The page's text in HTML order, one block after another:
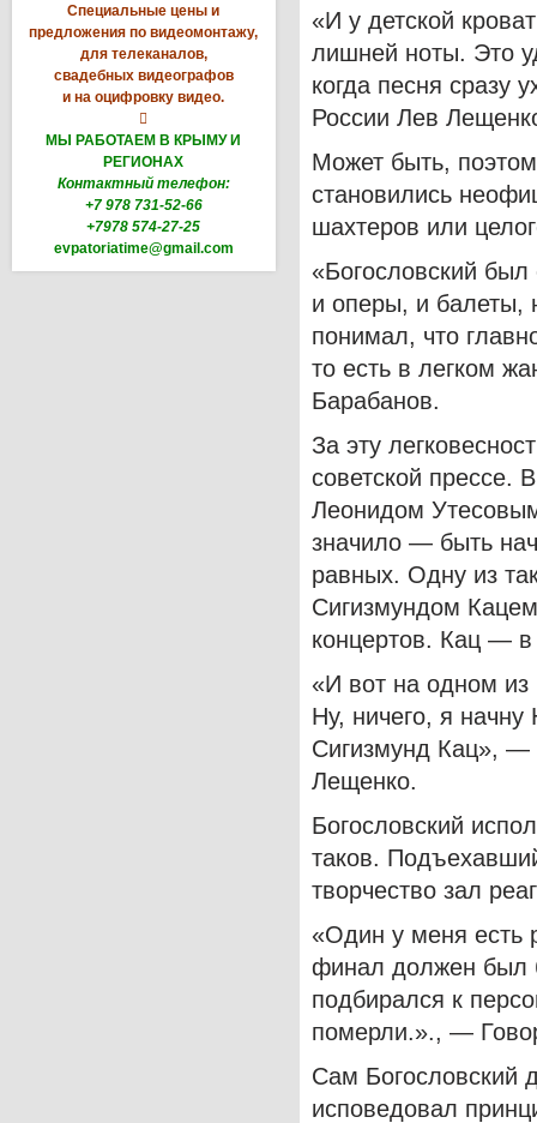
Специальные цены и
предложения по видеомонтажу,
для телеканалов,
свадебных видеографов
и на оцифровку видео.

МЫ РАБОТАЕМ В КРЫМУ И
РЕГИОНАХ
Контактный телефон:
+7 978 731-52-66
+7978 574-27-25
evpatoriatime@gmail.com
«И у детской
лишней ноты. Это
когда песня сразу
России Лев
Может быть,
становились
шахтеров или
«Богословский
и оперы, и балеты,
понимал, что
то есть в легком
Барабанов.
За эту
советской прессе.
Леонидом
значило — быть
равных. Одну из
Сигизмундом
концертов. Кац — в
«И вот на одном из
Ну, ничего, я
Сигизмунд Кац», —
Лещенко.
Богословский
таков.
творчество зал
«Один у меня есть
финал должен был
подбирался к
померли.»., —
Сам Богословский
исповедовал